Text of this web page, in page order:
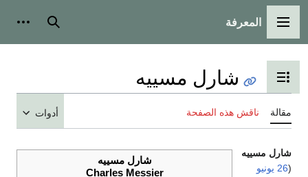
القائمة الرئيسية
المعرفة بحث
تبديل عرض جدول المحتويات
شارل مسييه
مقالة ناقش هذه الصفحة أدوات
شارل مسييه
Charles Messier
شارل مسييه
(26 يونيو